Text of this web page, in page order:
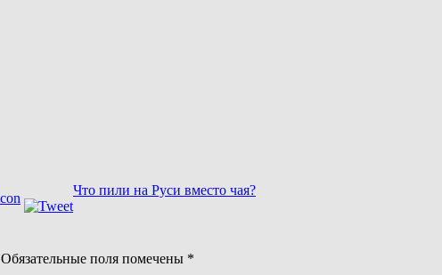
Что пили на Руси вместо чая?
Обязательные поля помечены *